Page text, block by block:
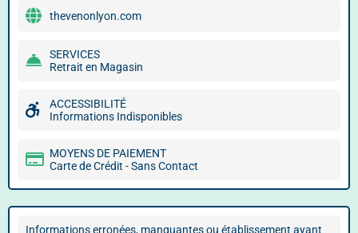
thevenonlyon.com
SERVICES
Retrait en Magasin
ACCESSIBILITÉ
Informations Indisponibles
MOYENS DE PAIEMENT
Carte de Crédit - Sans Contact
Informations erronées, manquantes ou établissement ayant